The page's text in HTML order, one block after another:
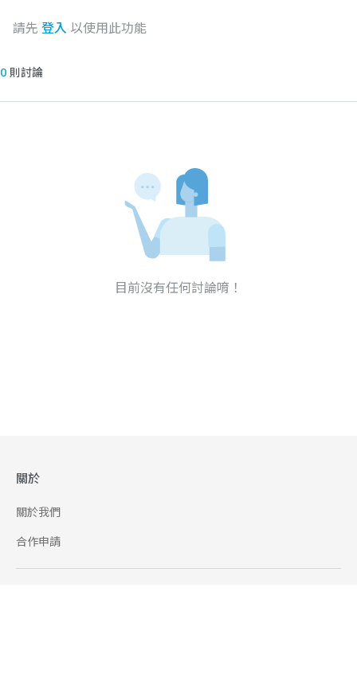
請先 登入 以使用此功能
0 則討論
目前沒有任何討論唷！
關於
關於我們
合作申請